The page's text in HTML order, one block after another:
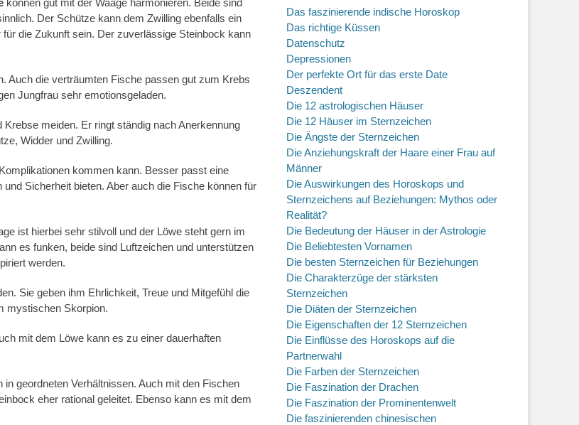
können gut mit der Waage harmonieren. Beide sind
Der Schütze kann dem Zwilling ebenfalls ein
für die Zukunft sein. Der zuverlässige Steinbock kann
Auch die verträumten Fische passen gut zum Krebs
Jungfrau sehr emotionsgeladen.
meiden. Er ringt ständig nach Anerkennung
Widder und Zwilling.
kommen kann. Besser passt eine
Sicherheit bieten. Aber auch die Fische können für
ist hierbei sehr stilvoll und der Löwe steht gern im
es funken, beide sind Luftzeichen und unterstützen
werden.
Sie geben ihm Ehrlichkeit, Treue und Mitgefühl die
mystischen Skorpion.
mit dem Löwe kann es zu einer dauerhaften
geordneten Verhältnissen. Auch mit den Fischen
eher rational geleitet. Ebenso kann es mit dem
Das faszinierende indische Horoskop
Das richtige Küssen
Datenschutz
Depressionen
Der perfekte Ort für das erste Date
Deszendent
Die 12 astrologischen Häuser
Die 12 Häuser im Sternzeichen
Die Ängste der Sternzeichen
Die Anziehungskraft der Haare einer Frau auf
Männer
Die Auswirkungen des Horoskops und
Sternzeichens auf Beziehungen: Mythos oder
Realität?
Die Bedeutung der Häuser in der Astrologie
Die Beliebtesten Vornamen
Die besten Sternzeichen für Beziehungen
Die Charakterzüge der stärksten
Sternzeichen
Die Diäten der Sternzeichen
Die Eigenschaften der 12 Sternzeichen
Die Einflüsse des Horoskops auf die
Partnerwahl
Die Farben der Sternzeichen
Die Faszination der Drachen
Die Faszination der Prominentenwelt
Die faszinierenden chinesischen